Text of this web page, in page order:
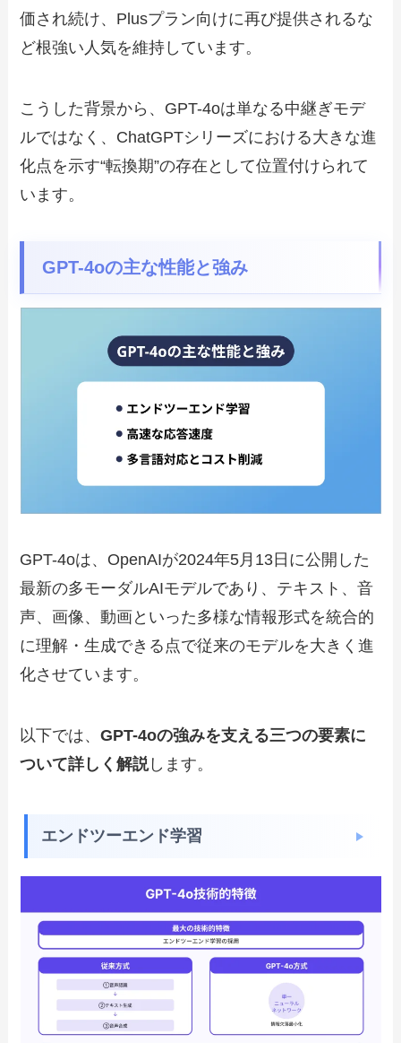
価され続け、Plusプラン向けに再び提供されるな
ど根強い人気を維持しています。
こうした背景から、GPT-4oは単なる中継ぎモデ
ルではなく、ChatGPTシリーズにおける大きな進
化点を示す“転換期”の存在として位置付けられて
います。
GPT-4oの主な性能と強み
GPT-4oは、OpenAIが2024年5月13日に公開した
最新の多モーダルAIモデルであり、テキスト、音
声、画像、動画といった多様な情報形式を統合的
に理解・生成できる点で従来のモデルを大きく進
化させています。
以下では、GPT-4oの強みを支える三つの要素に
ついて詳しく解説します。
エンドツーエンド学習